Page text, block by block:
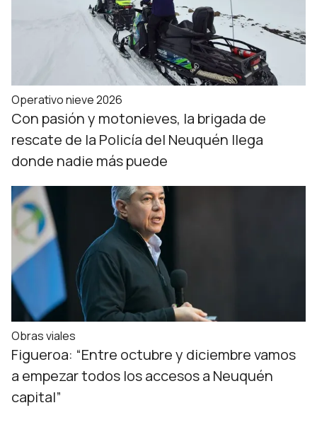
Operativo nieve 2026
Con pasión y motonieves, la brigada de
rescate de la Policía del Neuquén llega
donde nadie más puede
Obras viales
Figueroa: “Entre octubre y diciembre vamos
a empezar todos los accesos a Neuquén
capital”